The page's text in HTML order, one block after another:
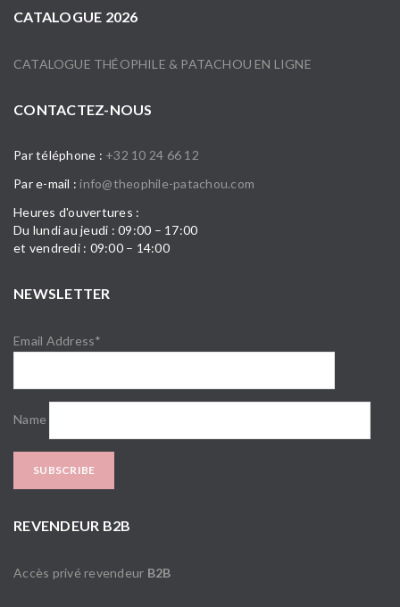
CATALOGUE 2026
CATALOGUE THÉOPHILE & PATACHOU EN LIGNE
CONTACTEZ-NOUS
Par téléphone : +32 10 24 66 12
Par e-mail : info@theophile-patachou.com
Heures d'ouvertures :
Du lundi au jeudi : 09:00 – 17:00
et vendredi : 09:00 – 14:00
NEWSLETTER
Email Address*
Name
REVENDEUR B2B
Accès privé revendeur B2B